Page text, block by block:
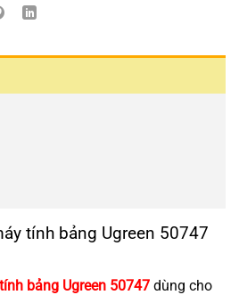
tính bảng Ugreen 50747
bảng Ugreen 50747 dùng cho